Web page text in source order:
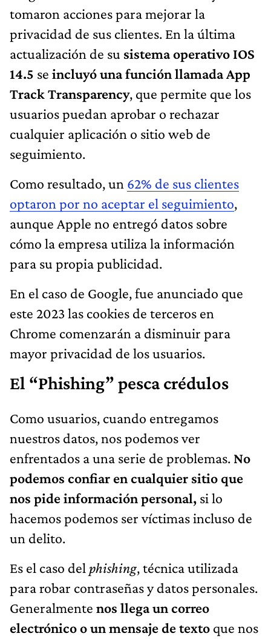
tomaron acciones para mejorar la
privacidad de sus clientes. En la última
actualización de su sistema operativo IOS
14.5 se incluyó una función llamada App
Track Transparency, que permite que los
usuarios puedan aprobar o rechazar
cualquier aplicación o sitio web de
seguimiento.
Como resultado, un 62% de sus clientes
optaron por no aceptar el seguimiento,
aunque Apple no entregó datos sobre
cómo la empresa utiliza la información
para su propia publicidad.
En el caso de Google, fue anunciado que
este 2023 las cookies de terceros en
Chrome comenzarán a disminuir para
mayor privacidad de los usuarios.
El “Phishing” pesca crédulos
Como usuarios, cuando entregamos
nuestros datos, nos podemos ver
enfrentados a una serie de problemas. No
podemos confiar en cualquier sitio que
nos pide información personal, si lo
hacemos podemos ser víctimas incluso de
un delito.
Es el caso del phishing, técnica utilizada
para robar contraseñas y datos personales.
Generalmente nos llega un correo
electrónico o un mensaje de texto que nos